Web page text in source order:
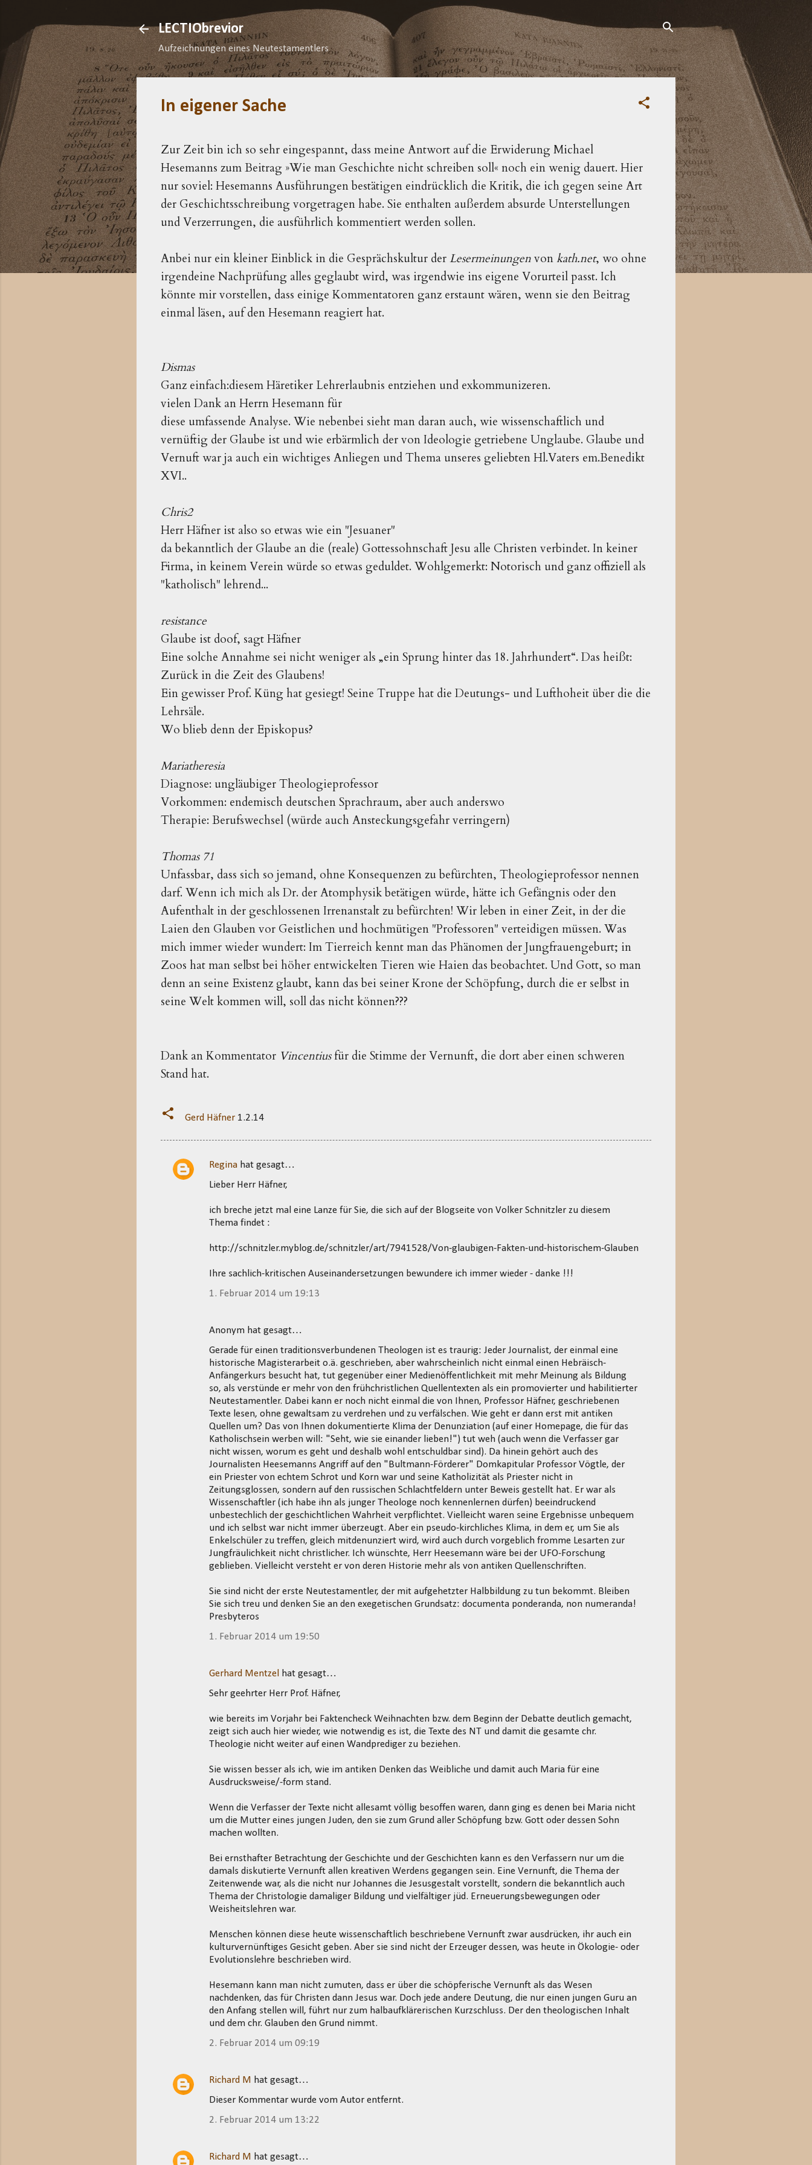
Direkt zum Hauptbereich
LECTIObrevior
Aufzeichnungen eines Neutestamentlers
In eigener Sache
Zur Zeit bin ich so sehr eingespannt, dass meine Antwort auf die Erwiderung Michael
Hesemanns zum Beitrag »Wie man Geschichte nicht schreiben soll« noch ein wenig dauert. Hier
nur soviel: Hesemanns Ausführungen bestätigen eindrücklich die Kritik, die ich gegen seine Art
der Geschichtsschreibung vorgetragen habe. Sie enthalten außerdem absurde Unterstellungen
und Verzerrungen, die ausführlich kommentiert werden sollen.
Anbei nur ein kleiner Einblick in die Gesprächskultur derLesermeinungenvonkath.net, wo ohne
irgendeine Nachprüfung alles geglaubt wird, was irgendwie ins eigene Vorurteil passt. Ich
könnte mir vorstellen, dass einige Kommentatoren ganz erstaunt wären, wenn sie den Beitrag
einmal läsen, auf den Hesemann reagiert hat.
Dismas
Ganz einfach:diesem Häretiker Lehrerlaubnis entziehen und exkommunizeren.
vielen Dank an Herrn Hesemann für
diese umfassende Analyse. Wie nebenbei sieht man daran auch, wie wissenschaftlich und
vernüftig der Glaube ist und wie erbärmlich der von Ideologie getriebene Unglaube. Glaube und
Vernuft war ja auch ein wichtiges Anliegen und Thema unseres geliebten Hl.Vaters em.Benedikt
XVI..
Chris2
Herr Häfner ist also so etwas wie ein "Jesuaner"
da bekanntlich der Glaube an die (reale) Gottessohnschaft Jesu alle Christen verbindet. In keiner
Firma, in keinem Verein würde so etwas geduldet. Wohlgemerkt: Notorisch und ganz offiziell als
"katholisch" lehrend...
resistance
Glaube ist doof, sagt Häfner
Eine solche Annahme sei nicht weniger als „ein Sprung hinter das 18. Jahrhundert“. Das heißt:
Zurück in die Zeit des Glaubens!
Ein gewisser Prof. Küng hat gesiegt! Seine Truppe hat die Deutungs- und Lufthoheit über die die
Lehrsäle.
Wo blieb denn der Episkopus?
Mariatheresia
Diagnose: ungläubiger Theologieprofessor
Vorkommen: endemisch deutschen Sprachraum, aber auch anderswo
Therapie: Berufswechsel (würde auch Ansteckungsgefahr verringern)
Thomas 71
Unfassbar, dass sich so jemand, ohne Konsequenzen zu befürchten, Theologieprofessor nennen
darf. Wenn ich mich als Dr. der Atomphysik betätigen würde, hätte ich Gefängnis oder den
Aufenthalt in der geschlossenen Irrenanstalt zu befürchten! Wir leben in einer Zeit, in der die
Laien den Glauben vor Geistlichen und hochmütigen "Professoren" verteidigen müssen. Was
mich immer wieder wundert: Im Tierreich kennt man das Phänomen der Jungfrauengeburt; in
Zoos hat man selbst bei höher entwickelten Tieren wie Haien das beobachtet. Und Gott, so man
denn an seine Existenz glaubt, kann das bei seiner Krone der Schöpfung, durch die er selbst in
seine Welt kommen will, soll das nicht können???
Dank an Kommentator Vincentiusfür die Stimme der Vernunft, die dort aber einen schweren
Stand hat.
Gerd Häfner 1.2.14
K
Regina hat gesagt…
Lieber Herr Häfner,
ich breche jetzt mal eine Lanze für Sie, die sich auf der Blogseite von Volker Schnitzler zu diesem
Thema findet :
http://schnitzler.myblog.de/schnitzler/art/7941528/Von-glaubigen-Fakten-und-historischem-Glauben
Ihre sachlich-kritischen Auseinandersetzungen bewundere ich immer wieder - danke !!!
1. Februar 2014 um 19:13
Anonym hat gesagt…
Gerade für einen traditionsverbundenen Theologen ist es traurig: Jeder Journalist, der einmal eine
historische Magisterarbeit o.ä. geschrieben, aber wahrscheinlich nicht einmal einen Hebräisch-
Anfängerkurs besucht hat, tut gegenüber einer Medienöffentlichkeit mit mehr Meinung als Bildung
so, als verstünde er mehr von den frühchristlichen Quellentexten als ein promovierter und habilitierter
Neutestamentler. Dabei kann er noch nicht einmal die von Ihnen, Professor Häfner, geschriebenen
Texte lesen, ohne gewaltsam zu verdrehen und zu verfälschen. Wie geht er dann erst mit antiken
Quellen um? Das von Ihnen dokumentierte Klima der Denunziation (auf einer Homepage, die für das
Katholischsein werben will: "Seht, wie sie einander lieben!") tut weh (auch wenn die Verfasser gar
nicht wissen, worum es geht und deshalb wohl entschuldbar sind). Da hinein gehört auch des
Journalisten Heesemanns Angriff auf den "Bultmann-Förderer" Domkapitular Professor Vögtle, der
ein Priester von echtem Schrot und Korn war und seine Katholizität als Priester nicht in
Zeitungsglossen, sondern auf den russischen Schlachtfeldern unter Beweis gestellt hat. Er war als
Wissenschaftler (ich habe ihn als junger Theologe noch kennenlernen dürfen) beeindruckend
unbestechlich der geschichtlichen Wahrheit verpflichtet. Vielleicht waren seine Ergebnisse unbequem
und ich selbst war nicht immer überzeugt. Aber ein pseudo-kirchliches Klima, in dem er, um Sie als
Enkelschüler zu treffen, gleich mitdenunziert wird, wird auch durch vorgeblich fromme Lesarten zur
Jungfräulichkeit nicht christlicher. Ich wünschte, Herr Heesemann wäre bei der UFO-Forschung
geblieben. Vielleicht versteht er von deren Historie mehr als von antiken Quellenschriften.
Sie sind nicht der erste Neutestamentler, der mit aufgehetzter Halbbildung zu tun bekommt. Bleiben
Sie sich treu und denken Sie an den exegetischen Grundsatz: documenta ponderanda, non numeranda!
Presbyteros
1. Februar 2014 um 19:50
Gerhard Mentzel
hat gesagt…
Sehr geehrter Herr Prof. Häfner,
wie bereits im Vorjahr bei Faktencheck Weihnachten bzw. dem Beginn der Debatte deutlich gemacht,
zeigt sich auch hier wieder, wie notwendig es ist, die Texte des NT und damit die gesamte chr.
Theologie nicht weiter auf einen Wandprediger zu beziehen.
Sie wissen besser als ich, wie im antiken Denken das Weibliche und damit auch Maria für eine
Ausdrucksweise/-form stand.
Wenn die Verfasser der Texte nicht allesamt völlig besoffen waren, dann ging es denen bei Maria nicht
um die Mutter eines jungen Juden, den sie zum Grund aller Schöpfung bzw. Gott oder dessen Sohn
machen wollten.
Bei ernsthafter Betrachtung der Geschichte und der Geschichten kann es den Verfassern nur um die
damals diskutierte Vernunft allen kreativen Werdens gegangen sein. Eine Vernunft, die Thema der
Zeitenwende war, als die nicht nur Johannes die Jesusgestalt vorstellt, sondern die bekanntlich auch
Thema der Christologie damaliger Bildung und vielfältiger jüd. Erneuerungsbewegungen oder
Weisheitslehren war.
Menschen können diese heute wissenschaftlich beschriebene Vernunft zwar ausdrücken, ihr auch ein
kulturvernünftiges Gesicht geben. Aber sie sind nicht der Erzeuger dessen, was heute in Ökologie- oder
Evolutionslehre beschrieben wird.
Hesemann kann man nicht zumuten, dass er über die schöpferische Vernunft als das Wesen
nachdenken, das für Christen dann Jesus war. Doch jede andere Deutung, die nur einen jungen Guru an
den Anfang stellen will, führt nur zum halbaufklärerischen Kurzschluss. Der den theologischen Inhalt
und dem chr. Glauben den Grund nimmt.
2. Februar 2014 um 09:19
Richard M hat gesagt…
Dieser Kommentar wurde vom Autor entfernt.
2. Februar 2014 um 13:22
Richard M hat gesagt…